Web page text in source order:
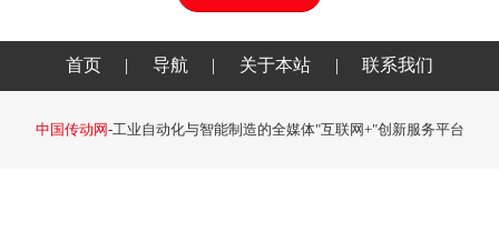
首页 | 导航 | 关于本站 | 联系我们
中国传动网-工业自动化与智能制造的全媒体"互联网+"创新服务平台